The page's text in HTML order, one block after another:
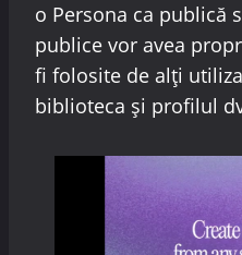
o Persona ca publică
publice vor avea
fi folosite de alți
biblioteca și profilul